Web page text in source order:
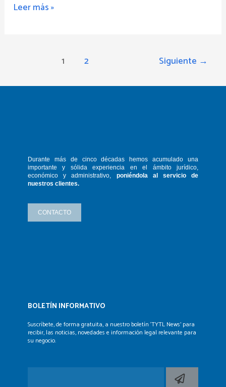
Leer más »
1 2 Siguiente →
Durante más de cinco décadas hemosacumulado una
importante y sólidaexperiencia en el ámbito jurídico,
económico y administrativo, poniéndola al servicio de
nuestros clientes.
CONTACTO
BOLETÍN INFORMATIVO
Suscríbete, de forma gratuita, a nuestro boletín ‘TYTL News’ para
recibir, las noticias, novedades e información legal relevante para
su negocio.